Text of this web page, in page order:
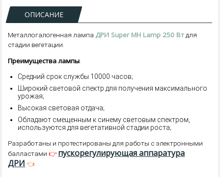
ОПИСАНИЕ
Металлогалогенная лампа ДРИ Super MH Lamp 250 Вт для
стадии вегетации.
Преимущества лампы:
Средний срок службы 10000 часов;
Широкий световой спектр для получения максимального
урожая;
Высокая световая отдача;
Обладают смещенным к синему световым спектром,
используются для вегетативной стадии роста;
Разработаны и протестированы для работы с электронными
балластами👉пускорегулирующая аппаратура
ДРИ 👈